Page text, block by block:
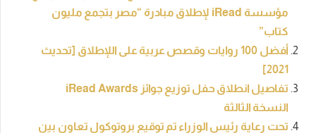
مؤسسة iRead لإطلاق مبادرة “مصر بتجمع مليون
كتاب”
أفضل 100 روايات وقصص عربية على اللإطلاق [تحديث
2021]
تفاصيل انطلاق حفل توزيع جوائز iRead Awards
النسخة الثالثة
تحت رعاية رئيس الوزراء تم توقيع بروتوكول تعاون بين